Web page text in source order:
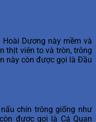
Dương này mềm và
thịt viên to và tròn, trông
này còn được gọi là Đầu
chín trông giống như
được gọi là Cá Quan